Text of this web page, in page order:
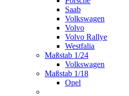
Saab
Volkswagen
Volvo
Volvo Rallye
Westfalia
Maßstab 1/24
Volkswagen
Maßstab 1/18
Opel